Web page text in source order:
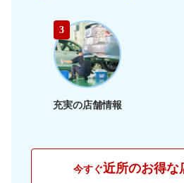
3
充実の店舗情報
今すぐ近所のお得な